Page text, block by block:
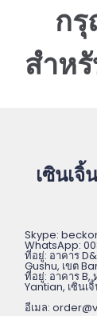
ก
สำห
เซินเจิ้
Skype:
WhatsApp:
ที่อยู่: อาคาร
Gushu, เขต
ที่อยู่: อาคาร B,
Yantian, เซินเ
อีเมล: